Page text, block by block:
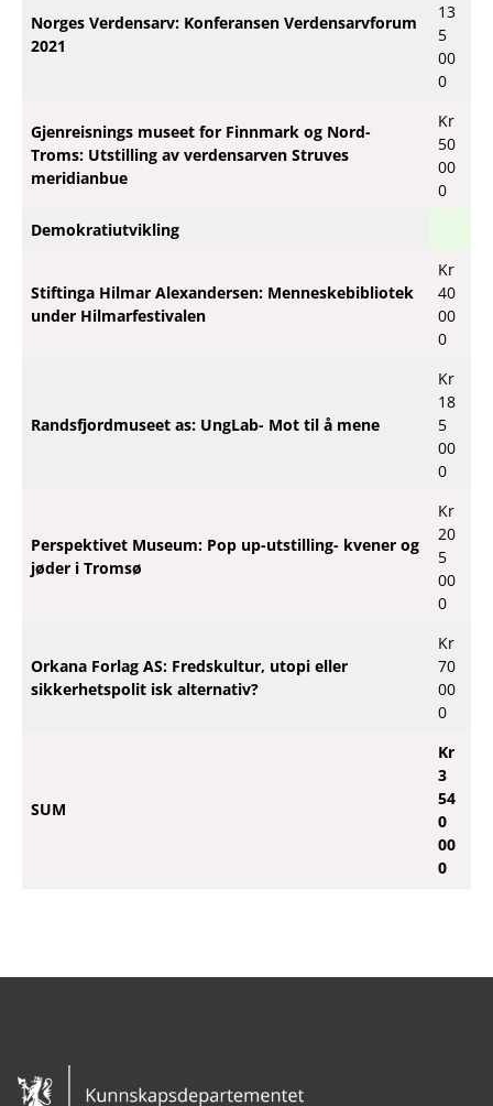
Norges Verdensarv: Konferansen Verdensarvforum
2021
13
5
00
0
Gjenreisnings museet for Finnmark og Nord-
Troms: Utstilling av verdensarven Struves
meridianbue
Kr
50
00
0
Demokratiutvikling
Stiftinga Hilmar Alexandersen: Menneskebibliotek
under Hilmarfestivalen
Kr
40
00
0
Randsfjordmuseet as: UngLab- Mot til å mene
Kr
18
5
00
0
Perspektivet Museum: Pop up-utstilling- kvener og
jøder i Tromsø
Kr
20
5
00
0
Orkana Forlag AS: Fredskultur, utopi eller
sikkerhetspolit isk alternativ?
Kr
70
00
0
SUM
Kr
3
54
0
00
0